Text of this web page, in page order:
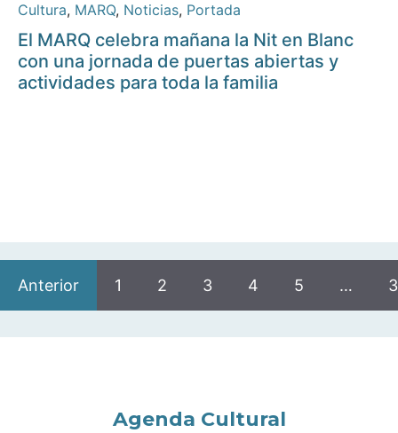
Cultura, MARQ, Noticias, Portada
El MARQ celebra mañana la Nit en Blanc
con una jornada de puertas abiertas y
actividades para toda la familia
Anterior 1 2 3 4 5 …
Agenda Cultural